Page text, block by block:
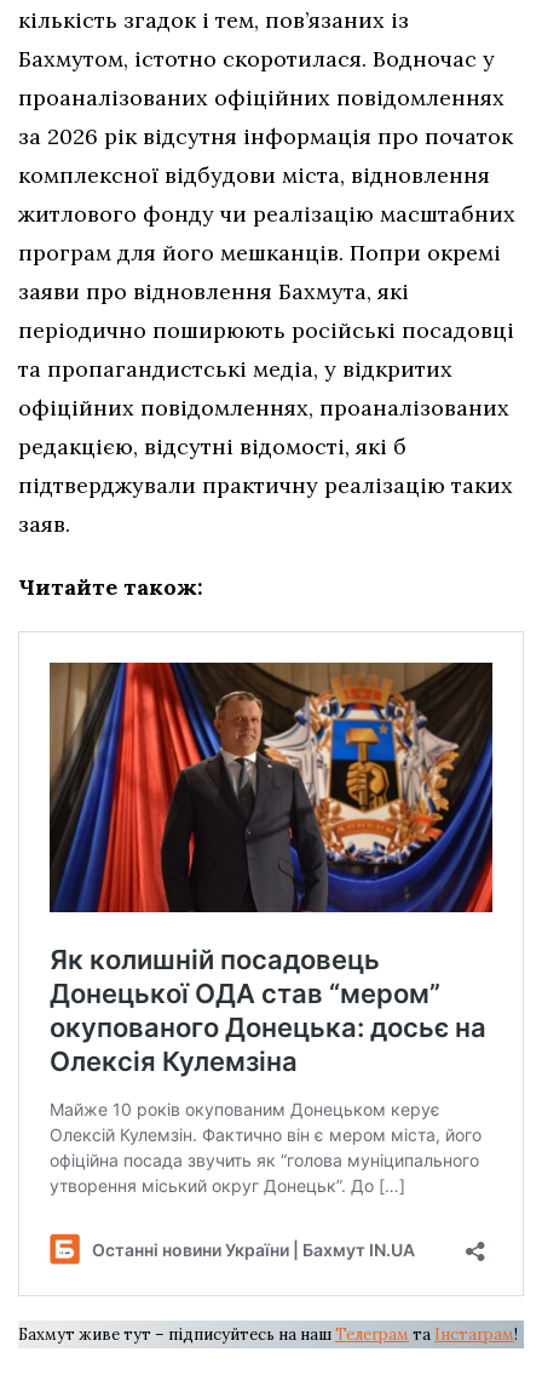
кількість згадок і тем, пов’язаних із
Бахмутом, істотно скоротилася. Водночас у
проаналізованих офіційних повідомленнях
за 2026 рік відсутня інформація про початок
комплексної відбудови міста, відновлення
житлового фонду чи реалізацію масштабних
програм для його мешканців. Попри окремі
заяви про відновлення Бахмута, які
періодично поширюють російські посадовці
та пропагандистські медіа, у відкритих
офіційних повідомленнях, проаналізованих
редакцією, відсутні відомості, які б
підтверджували практичну реалізацію таких
заяв.
Читайте також:
Бахмут живе тут – підписуйтесь на нашТелеграм та Інстаграм!